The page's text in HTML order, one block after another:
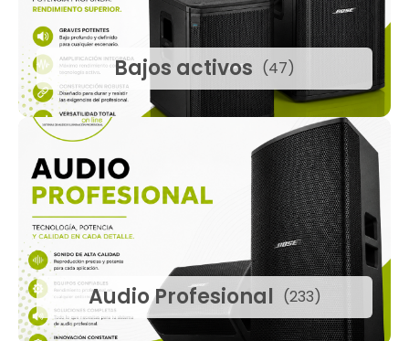
Bajos activos (47)
Audio Profesional (233)